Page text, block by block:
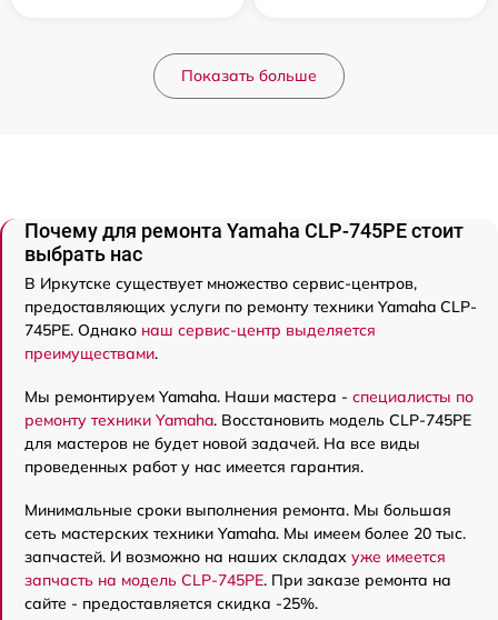
Показать больше
Почему для ремонта Yamaha CLP-745PE стоит
выбрать нас
В Иркутске существует множество сервис-центров,
предоставляющих услуги по ремонту техники Yamaha CLP-
745PE. Однако наш сервис-центр выделяется
преимуществами.
Мы ремонтируем Yamaha. Наши мастера - специалисты по
ремонту техники Yamaha. Восстановить модель CLP-745PE
для мастеров не будет новой задачей. На все виды
проведенных работ у нас имеется гарантия.
Минимальные сроки выполнения ремонта. Мы большая
сеть мастерских техники Yamaha. Мы имеем более 20 тыс.
запчастей. И возможно на наших складах уже имеется
запчасть на модель CLP-745PE. При заказе ремонта на
сайте - предоставляется скидка -25%.